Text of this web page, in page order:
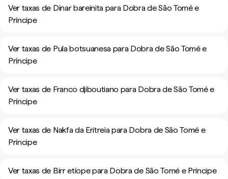
Ver taxas de Dinar bareinita para Dobra de São Tomé e
Príncipe
Ver taxas de Pula botsuanesa para Dobra de São Tomé e
Príncipe
Ver taxas de Franco djiboutiano para Dobra de São Tomé e
Príncipe
Ver taxas de Nakfa da Eritreia para Dobra de São Tomé e
Príncipe
Ver taxas de Birr etíope para Dobra de São Tomé e Príncipe